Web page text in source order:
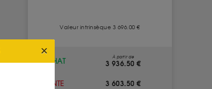
Valeur intrinsèque 3 696.00 €
ACHAT
À partir de
3 936.50 €
VENTE 3 603.50 €